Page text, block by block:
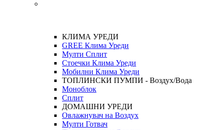
КЛИМА УРЕДИ
GREE Клима Уреди
Мулти Сплит
Стоечки Клима Уреди
Мобилни Клима Уреди
ТОПЛИНСКИ ПУМПИ - Воздух/Вода
Моноблок
Сплит
ДОМАШНИ УРЕДИ
Овлажнувач на Воздух
Мулти Готвач